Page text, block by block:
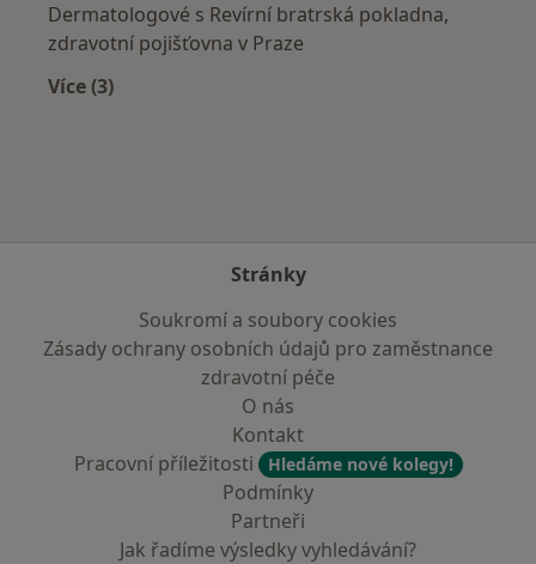
Dermatologové s Revírní bratrská pokladna,
zdravotní pojišťovna v Praze
Více (3)
Stránky
Soukromí a soubory cookies
Zásady ochrany osobních údajů pro zaměstnance
zdravotní péče
O nás
Kontakt
Pracovní příležitosti
Hledáme nové kolegy!
Podmínky
Partneři
Jak řadíme výsledky vyhledávání?